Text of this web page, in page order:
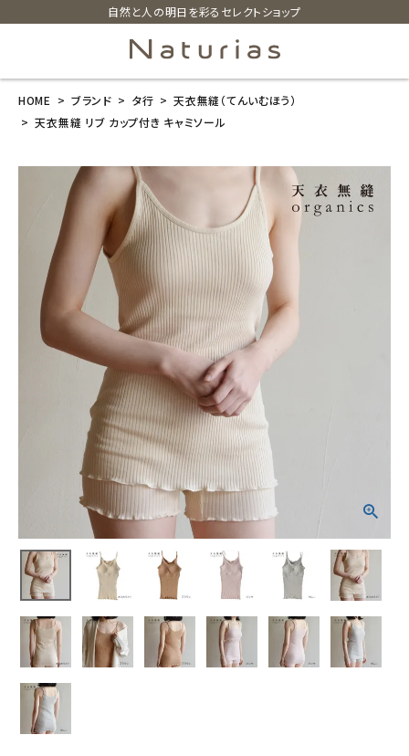
自然と人の明日を彩るセレクトショップ
天衣無縫 リブ
カップ付き キャ
ミソール
(税込)
カテゴリーから探す
美容・コスメ・香水
衛生用品
日用品雑貨
フェムケア
インナー・下着・ナイトウェア
HOME ブランド タ行
天衣無縫（てんいむほう）
天衣無縫 リブ カップ付き キャミソール